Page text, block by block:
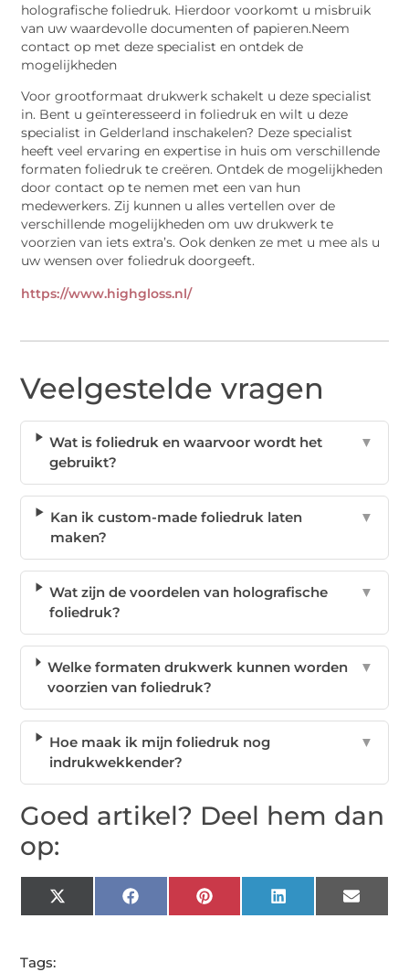
holografische foliedruk. Hierdoor voorkomt u misbruik
van uw waardevolle documenten of papieren.Neem
contact op met deze specialist en ontdek de
mogelijkheden
Voor grootformaat drukwerk schakelt u deze specialist
in. Bent u geïnteresseerd in foliedruk en wilt u deze
specialist in Gelderland inschakelen? Deze specialist
heeft veel ervaring en expertise in huis om verschillende
formaten foliedruk te creëren. Ontdek de mogelijkheden
door contact op te nemen met een van hun
medewerkers. Zij kunnen u alles vertellen over de
verschillende mogelijkheden om uw drukwerk te
voorzien van iets extra’s. Ook denken ze met u mee als u
uw wensen over foliedruk doorgeeft.
https://www.highgloss.nl/
Veelgestelde vragen
Wat is foliedruk en waarvoor wordt het
gebruikt?
▼
Kan ik custom-made foliedruk laten
maken?
▼
Wat zijn de voordelen van holografische
foliedruk?
▼
Welke formaten drukwerk kunnen worden
voorzien van foliedruk?
▼
Hoe maak ik mijn foliedruk nog
indrukwekkender?
▼
Goed artikel? Deel hem dan
op:
X
(Twitter)
Facebook Pinterest LinkedIn Email
Tags: